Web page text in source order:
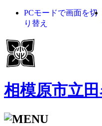
PCモードで画面を切
り替え
相模原市立